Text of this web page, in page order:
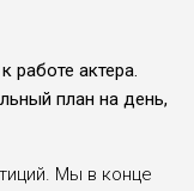
актера.
план на день,
Мы в конце